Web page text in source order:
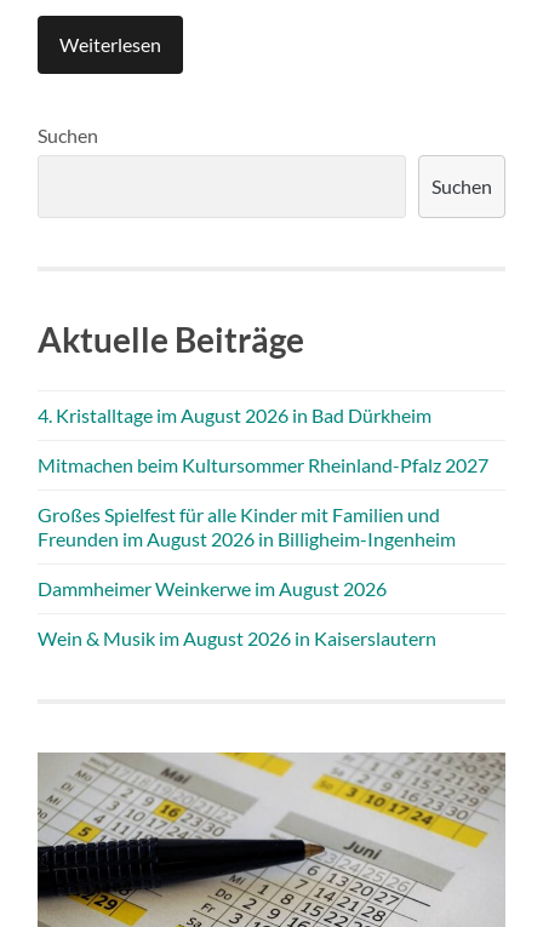
Weiterlesen
Suchen
Suchen
Aktuelle Beiträge
4. Kristalltage im August 2026 in Bad Dürkheim
Mitmachen beim Kultursommer Rheinland-Pfalz 2027
Großes Spielfest für alle Kinder mit Familien und
Freunden im August 2026 in Billigheim-Ingenheim
Dammheimer Weinkerwe im August 2026
Wein & Musik im August 2026 in Kaiserslautern